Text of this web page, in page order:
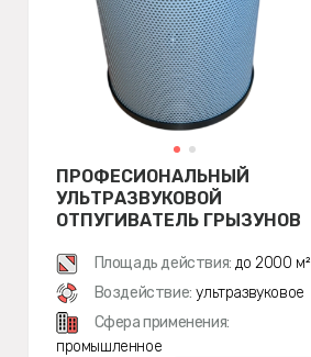
ПРОФЕСИОНАЛЬНЫЙ
УЛЬТРАЗВУКОВОЙ
ОТПУГИВАТЕЛЬ ГРЫЗУНОВ
Площадь действия: до 2000 м²
Воздействие: ультразвуковое
Сфера применения:
промышленное